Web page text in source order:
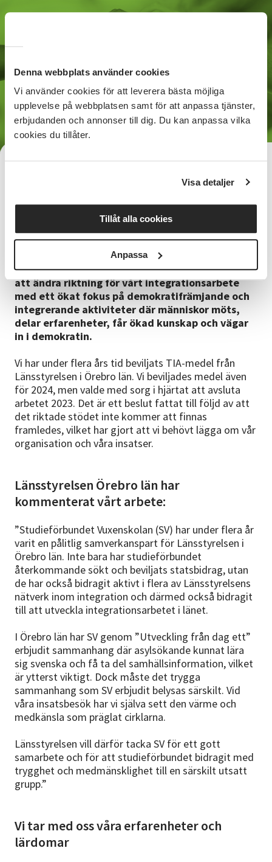
Denna webbplats använder cookies
Vi använder cookies för att leverera bästa möjliga
upplevelse på webbplatsen samt för att anpassa tjänster,
erbjudanden och annonser till dig. Du kan anpassa vilka
cookies du tillåter.
Visa detaljer
Tillåt alla cookies
Anpassa
2023 – vårt arbete får ny
Under 2023 avslutade vi en av våra
kärnverksamheter inom integration, våra kurser
i svenska och samhällskunskap, till följd av
regeringens beslut att avveckla det riktade
stödet. Men, under året har vi även arbetat med
att ändra riktning för vårt integrationsarbete
med ett ökat fokus på demokratifrämjande och
integrerande aktiviteter där människor möts,
delar erfarenheter, får ökad kunskap och vägar
in i demokratin.
Vi har under flera års tid beviljats TIA-medel från
Länsstyrelsen i Örebro län. Vi beviljades medel även
för 2024, men valde med sorg i hjärtat att avsluta
arbetet 2023. Det är ett beslut fattat till följd av att
det riktade stödet inte kommer att finnas
framledes, vilket har gjort att vi behövt lägga om vår
organisation och våra insatser.
Länsstyrelsen Örebro län har
kommenterat vårt arbete:
”Studieförbundet Vuxenskolan (SV) har under flera år
varit en pålitlig samverkanspart för Länsstyrelsen i
Örebro län. Inte bara har studieförbundet
återkommande sökt och beviljats statsbidrag, utan
de har också bidragit aktivt i flera av Länsstyrelsens
nätverk inom integration och därmed också bidragit
till att utveckla integrationsarbetet i länet.
I Örebro län har SV genom ”Utveckling från dag ett”
erbjudit sammanhang där asylsökande kunnat lära
sig svenska och få ta del samhällsinformation, vilket
är ytterst viktigt. Dock måste det trygga
sammanhang som SV erbjudit belysas särskilt. Vid
våra insatsbesök har vi själva sett den värme och
medkänsla som präglat cirklarna.
Länsstyrelsen vill därför tacka SV för ett gott
samarbete och för att studieförbundet bidragit med
trygghet och medmänsklighet till en särskilt utsatt
grupp.”
Vi tar med oss våra erfarenheter och
lärdomar